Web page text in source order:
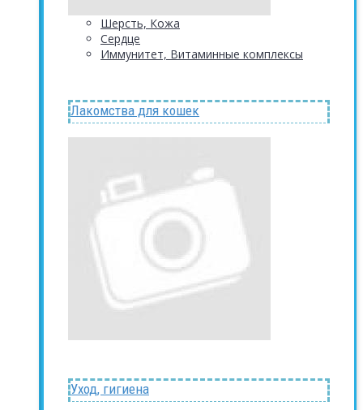
Шерсть, Кожа
Сердце
Иммунитет, Витаминные комплексы
Лакомства для кошек
Уход, гигиена